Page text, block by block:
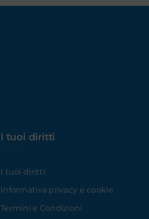
I tuoi diritti
I tuoi diritti
Informativa privacy e cookie
Termini e Condizioni